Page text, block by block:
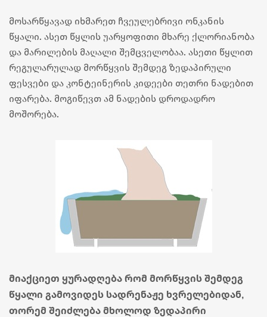
მოსარწყავად იხმარეთ ჩვეულებრივი ონკანის
წყალი. ასეთ წყლის უარყოფითი მხარე ქლორიანობა
და მარილების მაღალი შემცველობაა. ასეთი წყლით
რეგულარულად მორწყვის შემდეგ ზედაპირული
ფესვები და კონტეინერის კიდეები თეთრი ნადებით
იფარება. მოგიწევთ ამ ნადების დროდადრო
მოშორება.
მიაქციეთ ყურადღება რომ მორწყვის შემდეგ
წყალი გამოვიდეს სადრენაჟე ხვრელებიდან,
თორემ შეიძლება მხოლოდ ზედაპირი